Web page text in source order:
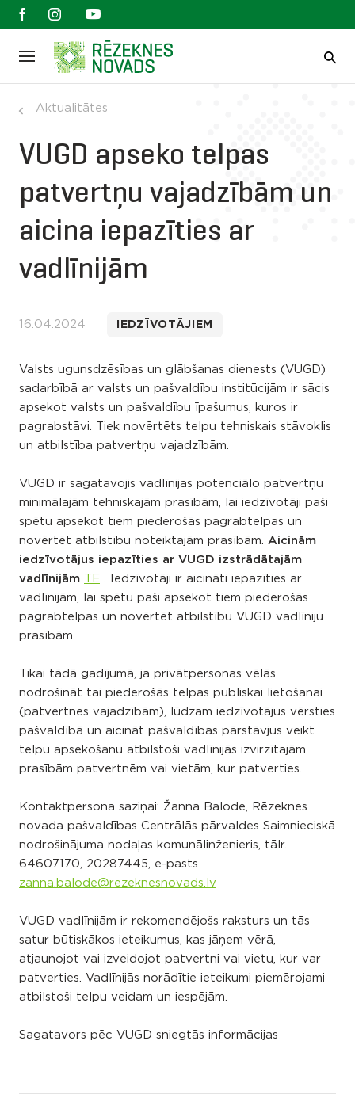
Aktualitātes
VUGD apseko telpas
patvertņu vajadzībām un
aicina iepazīties ar
vadlīnijām
16.04.2024 IEDZĪVOTĀJIEM
Valsts ugunsdzēsības un glābšanas dienests (VUGD)
sadarbībā ar valsts un pašvaldību institūcijām ir sācis
apsekot valsts un pašvaldību īpašumus, kuros ir
pagrabstāvi. Tiek novērtēts telpu tehniskais stāvoklis
un atbilstība patvertņu vajadzībām.
VUGD ir sagatavojis vadlīnijas potenciālo patvertņu
minimālajām tehniskajām prasībām, lai iedzīvotāji paši
spētu apsekot tiem piederošās pagrabtelpas un
novērtēt atbilstību noteiktajām prasībām. Aicinām
iedzīvotājus iepazīties ar VUGD izstrādātajām
vadlīnijām
TE . Iedzīvotāji ir aicināti iepazīties ar
vadlīnijām, lai spētu paši apsekot tiem piederošās
pagrabtelpas un novērtēt atbilstību VUGD vadlīniju
prasībām.
Tikai tādā gadījumā, ja privātpersonas vēlās
nodrošināt tai piederošās telpas publiskai lietošanai
(patvertnes vajadzībām), lūdzam iedzīvotājus vērsties
pašvaldībā un aicināt pašvaldības pārstāvjus veikt
telpu apsekošanu atbilstoši vadlīnijās izvirzītajām
prasībām patvertnēm vai vietām, kur patverties.
Kontaktpersona saziņai: Žanna Balode, Rēzeknes
novada pašvaldības Centrālās pārvaldes Saimnieciskā
nodrošinājuma nodaļas komunālinženieris, tālr.
64607170, 20287445, e-pasts
zanna.balode@rezeknesnovads.lv
VUGD vadlīnijām ir rekomendējošs raksturs un tās
satur būtiskākos ieteikumus, kas jāņem vērā,
atjaunojot vai izveidojot patvertni vai vietu, kur var
patverties. Vadlīnijās norādītie ieteikumi piemērojami
atbilstoši telpu veidam un iespējām.
Sagatavors pēc VUGD sniegtās informācijas